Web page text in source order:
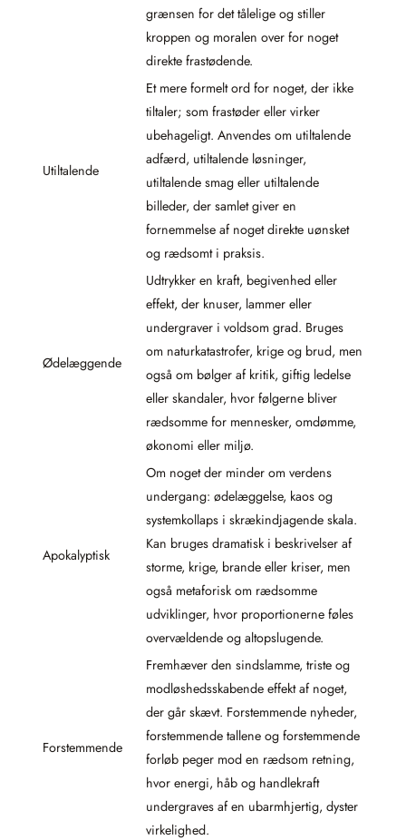
grænsen for det tålelige og stiller
kroppen og moralen over for noget
direkte frastødende.
Utiltalende
Et mere formelt ord for noget, der ikke
tiltaler; som frastøder eller virker
ubehageligt. Anvendes om utiltalende
adfærd, utiltalende løsninger,
utiltalende smag eller utiltalende
billeder, der samlet giver en
fornemmelse af noget direkte uønsket
og rædsomt i praksis.
Ødelæggende
Udtrykker en kraft, begivenhed eller
effekt, der knuser, lammer eller
undergraver i voldsom grad. Bruges
om naturkatastrofer, krige og brud, men
også om bølger af kritik, giftig ledelse
eller skandaler, hvor følgerne bliver
rædsomme for mennesker, omdømme,
økonomi eller miljø.
Apokalyptisk
Om noget der minder om verdens
undergang: ødelæggelse, kaos og
systemkollaps i skrækindjagende skala.
Kan bruges dramatisk i beskrivelser af
storme, krige, brande eller kriser, men
også metaforisk om rædsomme
udviklinger, hvor proportionerne føles
overvældende og altopslugende.
Forstemmende
Fremhæver den sindslamme, triste og
modløshedsskabende effekt af noget,
der går skævt. Forstemmende nyheder,
forstemmende tallene og forstemmende
forløb peger mod en rædsom retning,
hvor energi, håb og handlekraft
undergraves af en ubarmhjertig, dyster
virkelighed.